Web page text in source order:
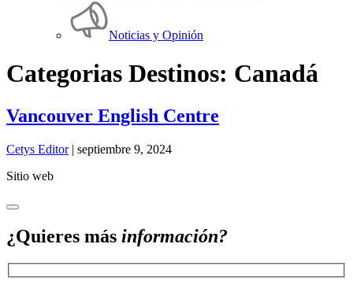
Noticias y Opinión
Categorias Destinos: Canadá
Vancouver English Centre
Cetys Editor | septiembre 9, 2024
Sitio web
¿Quieres más información?